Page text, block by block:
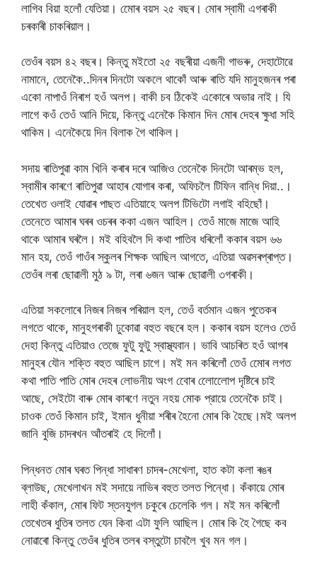
লাগিব বিয়া হলোঁ যেতিয়া। মোেৰ বয়স ২৫ বছৰ। মোৰ স্বামী এগৰাকী
চৰকাৰী চাকৰিয়াল।
তেওঁৰ বয়স ৪২ বছৰ। কিন্তু মইতো ২৫ বছৰীয়া এজনী গাভৰু, দেহাটোৱে
নামানে, তেনেকৈ..দিনৰ দিনটো অকলে থাকোঁ আৰু ৰাতি যদি মানুহজনৰ পৰা
একো নাপাওঁ নিৰাশ হওঁ অলপ। বাকী চব ঠিকেই একোৰে অভাৱ নাই। যি
লাগে কওঁ তেওঁ আনি দিয়ে, কিন্তু এনেকৈ কিমান দিন মোৰ দেহৰ ক্ষুধা সহি
থাকিম। এনেকৈয়ে দিন বিলাক গৈ থাকিল।
সদায় ৰাতিপুৱা কাম খিনি কৰাৰ দৰে আজিও তেনেকৈ দিনটো আৰম্ভ হল,
স্বামীৰ কাৰণে ৰাতিপুৱা আহাৰ যোগাৰ কৰা, অফিচলৈ টিফিন বান্ধি দিয়া..।
তেখেত ওলাই যোৱাৰ পাছত এতিয়াহে অলপ টিভিটো লগাই বহিছোঁ।
তেনেতে আমাৰ ঘৰৰ ওচৰৰ ককা এজন আহিল। তেওঁ মাজে মাজে আহি
থাকে আমাৰ ঘৰলৈ। মই বহিবলৈ দি কথা পাতিব ধৰিলোঁ ককাৰ বয়স ৬৬
মান হয়, তেওঁ গাওঁৰ স্কুলৰ শিক্ষক আছিল আগতে, এতিয়া অৱসৰপ্ৰাপ্ত।
তেওঁৰ লৰা ছোৱালী মুঠ ৯ টা, লৰা ৬জন আৰু ছোৱালী ৩গৰাকী।
এতিয়া সকলোৰে নিজৰ নিজৰ পৰিয়াল হল, তেওঁ বর্তমান এজন পুতেকৰ
লগতে থাকে, মানুহগৰাকী ঢুকোৱা বহুত বছৰে হল। ককাৰ বয়স হলেও তেওঁ
দেহা কিন্তু এতিয়াও তেজে ফুটু ফুটু স্বাস্থ্যবান। ভাবি আচৰিত হওঁ আগৰ
মানুহৰ যৌন শক্তি বহুত আছিল চাগে। মই মন কৰিলোঁ তেওঁ মোেৰ লগত
কথা পাতি পাতি মোৰ দেহৰ লোভনীয় অংগ বোেৰ লোেলোেপ দৃষ্টিৰে চাই
আছে, সেইটো বাৰু মোৰ কাৰণে নতুন নহয় মোক প্রায়ে তেনেকৈ চাই।
চাওক তেওঁ কিমান চাই, ইমান ধুনীয়া শৰীৰ হৈনো মোৰ কি হৈছে।মই অলপ
জানি বুজি চাদৰখন আঁতৰাই হে দিলোঁ।
পিন্ধনত মোৰ ঘৰত পিন্ধা সাধাৰণ চাদৰ-মেখেলা, হাত কটা কলা ৰঙৰ
ব্লাউছ, মেখেলাখন মই সদায়ে নাভিৰ বহুত তলত পিন্ধো। কঁকায়ে মোৰ
লাহী কঁকাল, মোৰ ফিট স্তনযুগল চকুৰে চেলেকি গল। মই মন কৰিলোঁ
তেখেতৰ ধুতিৰ তলত যেন কিবা এটা ফুলি আছিল। মোৰ কি হৈ গৈছে কব
নোৱাৰো কিন্তু তেওঁৰ ধুতিৰ তলৰ বস্তুটো চাবলৈ খুব মন গল।